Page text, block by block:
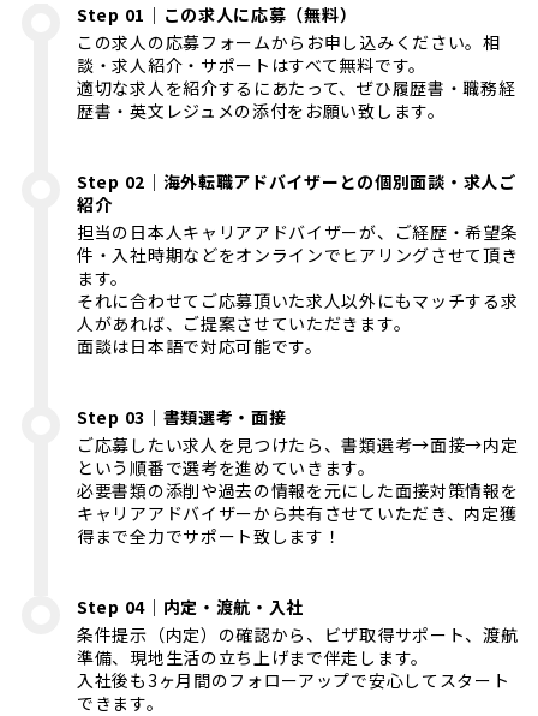
Step 01｜この求人に応募（無料）
この求人の応募フォームからお申し込みください。相
談・求人紹介・サポートはすべて無料です。
適切な求人を紹介するにあたって、ぜひ履歴書・職務経
歴書・英文レジュメの添付をお願い致します。
Step 02｜海外転職アドバイザーとの個別面談・求人ご
紹介
担当の日本人キャリアアドバイザーが、ご経歴・希望条
件・入社時期などをオンラインでヒアリングさせて頂き
ます。
それに合わせてご応募頂いた求人以外にもマッチする求
人があれば、ご提案させていただきます。
面談は日本語で対応可能です。
Step 03｜書類選考・面接
ご応募したい求人を見つけたら、書類選考→面接→内定
という順番で選考を進めていきます。
必要書類の添削や過去の情報を元にした面接対策情報を
キャリアアドバイザーから共有させていただき、内定獲
得まで全力でサポート致します！
Step 04｜内定・渡航・入社
条件提示（内定）の確認から、ビザ取得サポート、渡航
準備、現地生活の立ち上げまで伴走します。
入社後も3ヶ月間のフォローアップで安心してスタート
できます。